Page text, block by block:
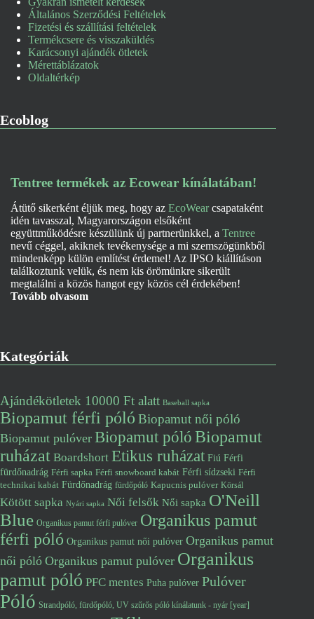
Általános Szerződési Feltételek
Fizetési és szállítási feltételek
Termékcsere és visszaküldés
Karácsonyi ajándék ötletek
Mérettáblázatok
Oldaltérkép
Ecoblog
Tentree termékek az Ecowear kínálatában!
Átütő sikerként éljük meg, hogy az EcoWearcsapataként
idén tavasszal, Magyarországon elsőként
együttműködésre készülünk új partnerünkkel, a Tentree
nevű céggel, akiknek tevékenysége a mi szemszögünkből
mindenképp külön említést érdemel! Az IPSO kiállításon
találkoztunk velük, és nem kis örömünkre sikerült
megtalálni a közös hangot egy közös cél érdekében!
Tovább olvasom
Kategóriák
Ajándékötletek 10000 Ft alatt Baseball sapka
Biopamut férfi póló Biopamut női póló
Biopamut pulóver Biopamut pólóBiopamut
ruházat Boardshort Etikus ruházat Fiú Férfi
fürdőnadrág Férfi sapka Férfi snowboard kabát Férfi sídzseki Férfi
technikai kabát Fürdőnadrág fürdőpóló Kapucnis pulóver Körsál
Kötött sapka Nyári sapka Női felsők Női sapka O'Neill
Blue Organikus pamut férfi pulóver Organikus pamut
férfi póló Organikus pamut női pulóver Organikus pamut
női póló Organikus pamut pulóver Organikus
pamut póló PFC mentes Puha pulóver Pulóver
Póló Strandpóló, fürdőpóló, UV szűrős póló kínálatunk - nyár [year]